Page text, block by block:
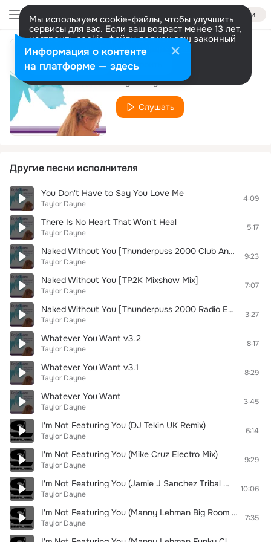
Войти
Мы используем cookie-файлы, чтобы улучшить
сервисы для вас. Если ваш возраст менее 13 лет,
настроить cookie-файлы должен ваш законный
представитель. Больше информации
Разрешить все Настроить
Stand
Taylor Dayne
Слушать
Другие песни исполнителя
You Don't Have to Say You Love Me
Taylor Dayne
4:09
There Is No Heart That Won't Heal
Taylor Dayne
5:17
Naked Without You [Thunderpuss 2000 Club Anthem]
Taylor Dayne
9:23
Naked Without You [TP2K Mixshow Mix]
Taylor Dayne
7:07
Naked Without You [Thunderpuss 2000 Radio Edit]
Taylor Dayne
3:27
Whatever You Want v3.2
Taylor Dayne
8:17
Whatever You Want v3.1
Taylor Dayne
8:29
Whatever You Want
Taylor Dayne
3:45
I'm Not Featuring You (DJ Tekin UK Remix)
Taylor Dayne
6:14
I'm Not Featuring You (Mike Cruz Electro Mix)
Taylor Dayne
9:29
I'm Not Featuring You (Jamie J Sanchez Tribal Club Mix)
Taylor Dayne
10:06
I'm Not Featuring You (Manny Lehman Big Room Club Mix)
Taylor Dayne
7:35
Информация о контенте
на платформе — здесь